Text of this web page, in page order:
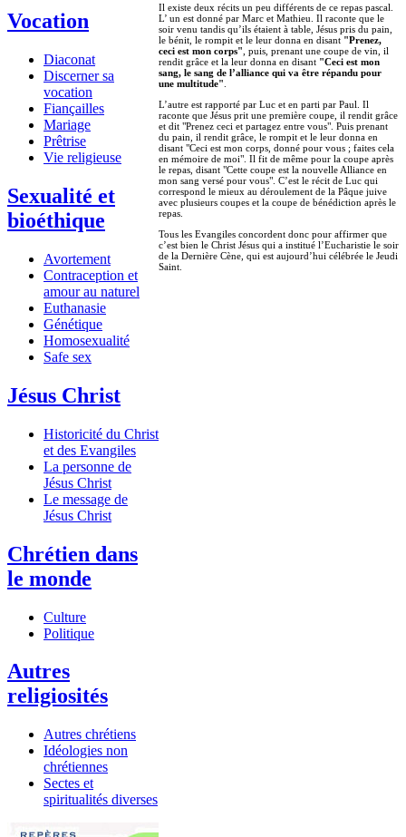
Vocation
Diaconat
Discerner sa
vocation
Fiançailles
Mariage
Prêtrise
Vie religieuse
Sexualité et
bioéthique
Avortement
Contraception et
amour au naturel
Euthanasie
Génétique
Homosexualité
Safe sex
Jésus Christ
Historicité du Christ
et des Evangiles
La personne de
Jésus Christ
Le message de
Jésus Christ
Chrétien dans
le monde
Culture
Politique
Autres
religiosités
Autres chrétiens
Idéologies non
chrétiennes
Sectes et
spiritualités diverses
Il existe deux récits un peu différents de ce repas pascal.
L’ un est donné par Marc et Mathieu. Il raconte que le
soir venu tandis qu’ils étaient à table, Jésus pris du pain,
le bénit, le rompit et le leur donna en disant "Prenez,
ceci est mon corps" , puis, prenant une coupe de vin, il
rendit grâce et la leur donna en disant "Ceci est mon
sang, le sang de l’alliance qui va être répandu pour
une multitude"
L’autre est rapporté par Luc et en parti par Paul. Il
raconte que Jésus prit une première coupe, il rendit grâce
et dit "Prenez ceci et partagez entre vous". Puis prenant
du pain, il rendit grâce, le rompit et le leur donna en
disant "Ceci est mon corps, donné pour vous ; faites cela
en mémoire de moi". Il fit de même pour la coupe après
le repas, disant "Cette coupe est la nouvelle Alliance en
mon sang versé pour vous". C’est le récit de Luc qui
correspond le mieux au déroulement de la Pâque juive
avec plusieurs coupes et la coupe de bénédiction après le
repas.
Tous les Evangiles concordent donc pour affirmer que
c’est bien le Christ Jésus qui a institué l’Eucharistie le soir
de la Dernière Cène, qui est aujourd’hui célébrée le Jeudi
Saint.